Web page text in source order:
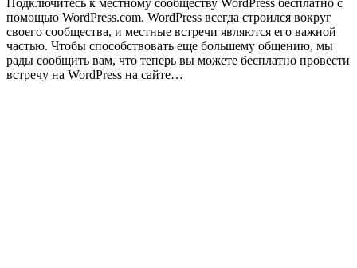
Подключитесь к местному сообществу WordPress бесплатно с
помощью WordPress.com. WordPress всегда строился вокруг
своего сообщества, и местные встречи являются его важной
частью. Чтобы способствовать еще большему общению, мы
рады сообщить вам, что теперь вы можете бесплатно провести
встречу на WordPress на сайте…